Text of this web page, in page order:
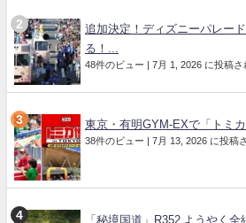
追加決定！ディズニーパレー
る！...
48件のビュー 7月 1, 2026 に投稿さ
東京・有明GYM-EXで「トミカ
38件のビュー 7月 13, 2026 に投稿
「秘境国道」R352 ようやく